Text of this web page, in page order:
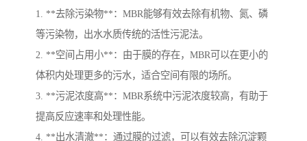
1. **去除污染物**：MBR能够有效去除有机物、氮、磷
等污染物，出水水质传统的活性污泥法。
2. **空间占用小**：由于膜的存在，MBR可以在更小的
体积内处理更多的污水，适合空间有限的场所。
3. **污泥浓度高**：MBR系统中污泥浓度较高，有助于
提高反应速率和处理性能。
4. **出水清澈**：通过膜的过滤，可以有效去除沉淀颗